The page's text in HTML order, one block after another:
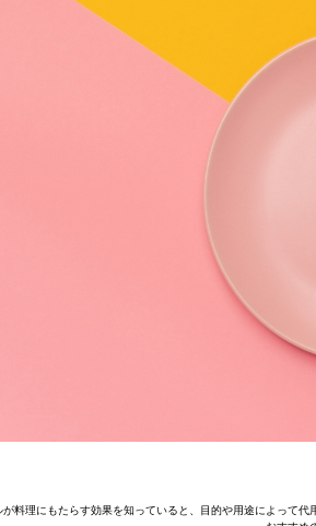
が料理にもたらす効果を知っていると、目的や用途によって